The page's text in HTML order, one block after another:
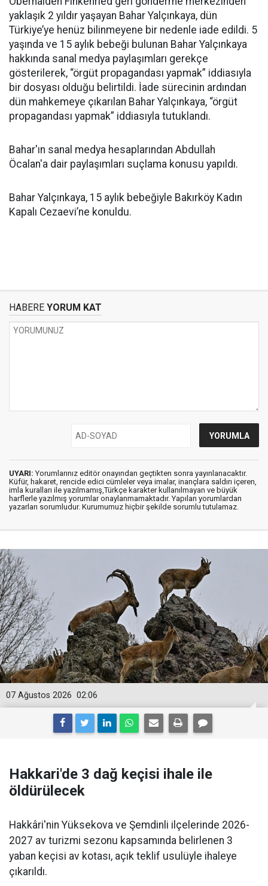
yaklaşık 2 yıldır yaşayan Bahar Yalçınkaya, dün
Türkiye’ye henüz bilinmeyene bir nedenle iade edildi. 5
yaşında ve 15 aylık bebeği bulunan Bahar Yalçınkaya
hakkında sanal medya paylaşımları gerekçe
gösterilerek, “örgüt propagandası yapmak” iddiasıyla
bir dosyası olduğu belirtildi. İade sürecinin ardından
dün mahkemeye çıkarılan Bahar Yalçınkaya, “örgüt
propagandası yapmak” iddiasıyla tutuklandı.
Bahar'ın sanal medya hesaplarından Abdullah
Öcalan'a dair paylaşımları suçlama konusu yapıldı.
Bahar Yalçınkaya, 15 aylık bebeğiyle Bakırköy Kadın
Kapalı Cezaevi’ne konuldu.
HABERE YORUM KAT
UYARI: Yorumlarınız editör onayından geçtikten sonra yayınlanacaktır.
Küfür, hakaret, rencide edici cümleler veya imalar, inançlara saldırı içeren,
imla kuralları ile yazılmamış,Türkçe karakter kullanılmayan ve büyük
harflerle yazılmış yorumlar onaylanmamaktadır. Yapılan yorumlardan
yazarları sorumludur. Kurumumuz hiçbir şekilde sorumlu tutulamaz.
02:06
07 Ağustos 2026
Hakkari'de 3 dağ keçisi ihale ile
öldürülecek
Hakkâri'nin Yüksekova ve Şemdinli ilçelerinde 2026-
2027 av turizmi sezonu kapsamında belirlenen 3
yaban keçisi av kotası, açık teklif usulüyle ihaleye
çıkarıldı.